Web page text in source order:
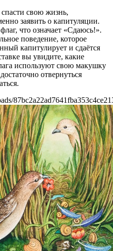
свою жизнь,
заявить о капитуляции.
что означает «Сдаюсь!».
поведение, которое
капитулирует и сдаётся
вы увидите, какие
используют свою макушку
отвернуться